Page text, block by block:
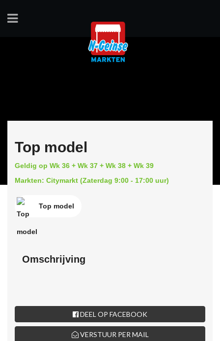
Top model
Geldig op Wk 36 + Wk 37 + Wk 38 + Wk 39
Markten: Citymarkt (Zaterdag 9:00 - 17:00 uur)
Top model
Omschrijving
DEEL OP FACEBOOK
VERSTUUR PER MAIL